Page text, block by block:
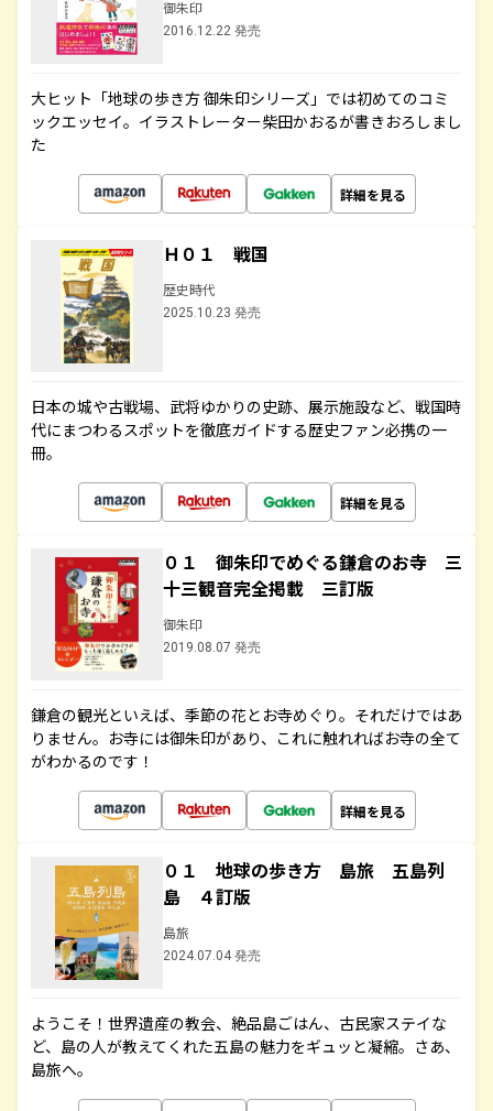
御朱印
2016.12.22 発売
大ヒット「地球の歩き方 御朱印シリーズ」では初めてのコミ
ックエッセイ。イラストレーター柴田かおるが書きおろしまし
た
詳細を見る
Ｈ０１ 戦国
歴史時代
2025.10.23 発売
日本の城や古戦場、武将ゆかりの史跡、展示施設など、戦国時
代にまつわるスポットを徹底ガイドする歴史ファン必携の一
冊。
詳細を見る
０１ 御朱印でめぐる鎌倉のお寺 三
十三観音完全掲載 三訂版
御朱印
2019.08.07 発売
鎌倉の観光といえば、季節の花とお寺めぐり。それだけではあ
りません。お寺には御朱印があり、これに触れればお寺の全て
がわかるのです！
詳細を見る
０１ 地球の歩き方 島旅 五島列
島 ４訂版
島旅
2024.07.04 発売
ようこそ！世界遺産の教会、絶品島ごはん、古民家ステイな
ど、島の人が教えてくれた五島の魅力をギュッと凝縮。さあ、
島旅へ。